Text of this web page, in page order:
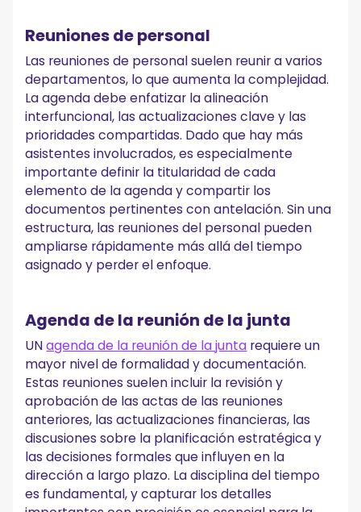
Reuniones de personal
Las reuniones de personal suelen reunir a varios
departamentos, lo que aumenta la complejidad.
La agenda debe enfatizar la alineación
interfuncional, las actualizaciones clave y las
prioridades compartidas. Dado que hay más
asistentes involucrados, es especialmente
importante definir la titularidad de cada
elemento de la agenda y compartir los
documentos pertinentes con antelación. Sin una
estructura, las reuniones del personal pueden
ampliarse rápidamente más allá del tiempo
asignado y perder el enfoque.
Agenda de la reunión de la junta
UNagenda de la reunión de la junta requiere un
mayor nivel de formalidad y documentación.
Estas reuniones suelen incluir la revisión y
aprobación de las actas de las reuniones
anteriores, las actualizaciones financieras, las
discusiones sobre la planificación estratégica y
las decisiones formales que influyen en la
dirección a largo plazo. La disciplina del tiempo
es fundamental, y capturar los detalles